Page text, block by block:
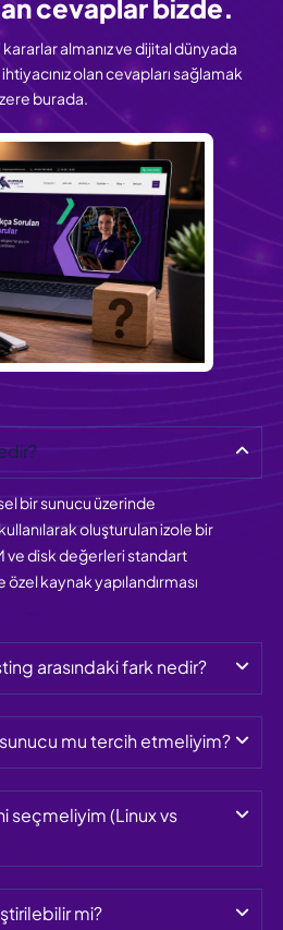
cevaplar bizde.
almanız ve dijital dünyada
olan cevapları sağlamak
burada.
bir sunucu üzerinde
oluşturulan izole bir
ve disk değerleri standart
kaynak yapılandırması
arasındaki fark nedir?
mu tercih etmeliyim?
seçmeliyim (Linux vs
mi?